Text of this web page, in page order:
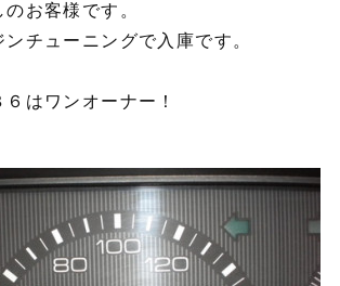
お客様です。
チューニングで入庫です。
はワンオーナー！